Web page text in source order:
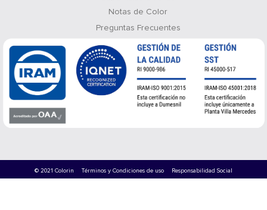
Notas de Color
Preguntas Frecuentes
© 2021 Colorin Términos y Condiciones de uso Responsabilidad Social